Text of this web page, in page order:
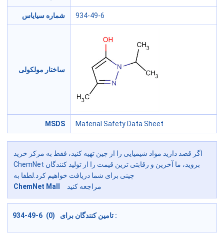
شماره سیایاس 934-49-6
ساختار مولکولی
MSDS Material Safety Data Sheet
اگر قصد دارید مواد شیمیایی را از چین تهیه کنید، فقط به مرکز خرید
ChemNet بروید، ما آخرین و رقابتی ترین قیمت را از تولید کنندگان
چینی برای شما دریافت خواهیم کرد.لطفا به
ChemNet Mall
مراجعه کنید
934-49-6 (0) تامین کنندگان برای :